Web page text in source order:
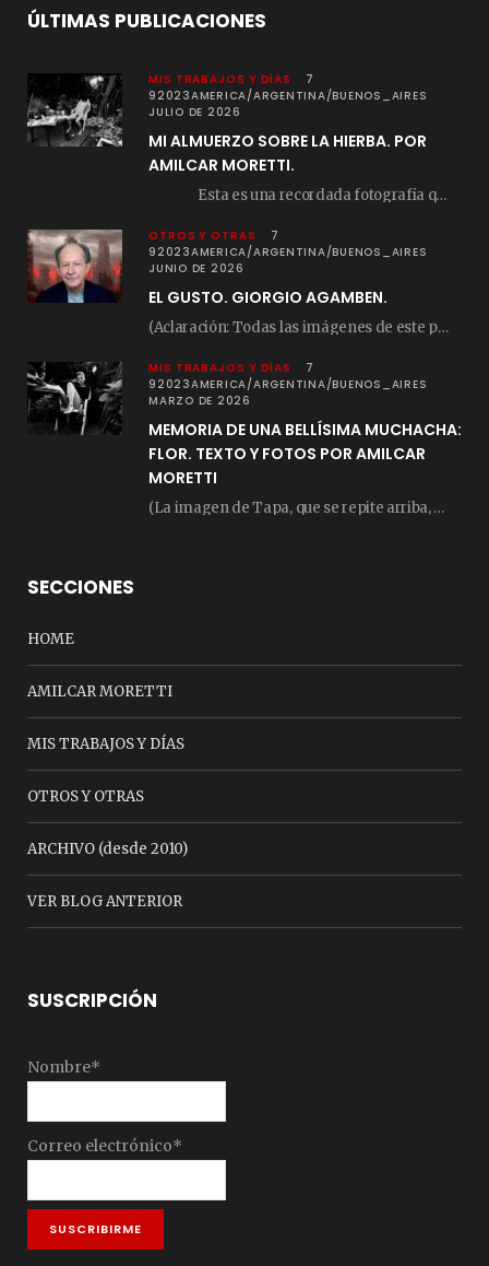
ÚLTIMAS PUBLICACIONES
MIS TRABAJOS Y DÍAS
7
92023AMERICA/ARGENTINA/BUENOS_AIRES
JULIO DE 2026
MI ALMUERZO SOBRE LA HIERBA. POR
AMILCAR MORETTI.
Esta es una recordada fotografía que registré…
OTROS Y OTRAS
7
92023AMERICA/ARGENTINA/BUENOS_AIRES
JUNIO DE 2026
EL GUSTO. GIORGIO AGAMBEN.
(Aclaración: Todas las imágenes de este posteo fueron tomadas de Bloghemia.com, y todos los…
MIS TRABAJOS Y DÍAS
7
92023AMERICA/ARGENTINA/BUENOS_AIRES
MARZO DE 2026
MEMORIA DE UNA BELLÍSIMA MUCHACHA:
FLOR. TEXTO Y FOTOS POR AMILCAR
MORETTI
(La imagen de Tapa, que se repite arriba, fue compuesta por Amilcar Moretti el viernes…
SECCIONES
HOME
AMILCAR MORETTI
MIS TRABAJOS Y DÍAS
OTROS Y OTRAS
ARCHIVO (desde 2010)
VER BLOG ANTERIOR
SUSCRIPCIÓN
Nombre*
Correo electrónico*